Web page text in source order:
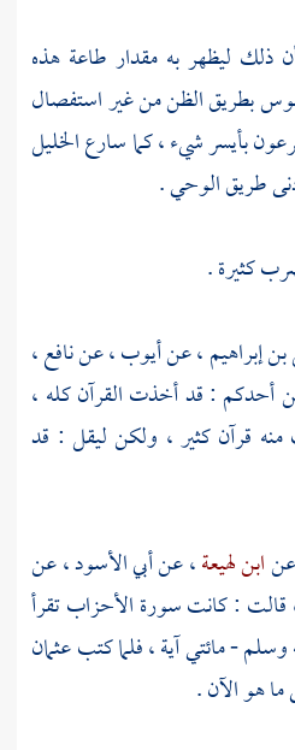
ليظهر به مقدار طاعة هذه
بطريق الظن من غير استفصال
بأيسر شيء ، كما سارعالخليل
طريق الوحي .
كثيرة .
إبراهيم، عنأيوب، عننافع،
أحدكم : قد أخذت القرآن كله ،
قرآن كثير ، ولكن ليقل : قد
ابن لهيعة، عنأبي الأسود، عن
قالت : كانت سورة الأحزاب تقرأ
- مائتي آية ، فلما كتبعثمان
ما هو الآن .